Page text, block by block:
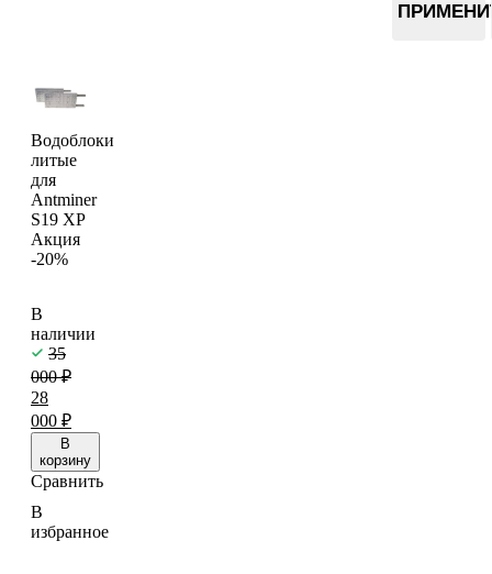
Водоблоки
литые
для
Antminer
S19 XP
Акция
-20%
В
наличии
35
000₽
28
000 ₽
В
корзину
Сравнить
В
избранное